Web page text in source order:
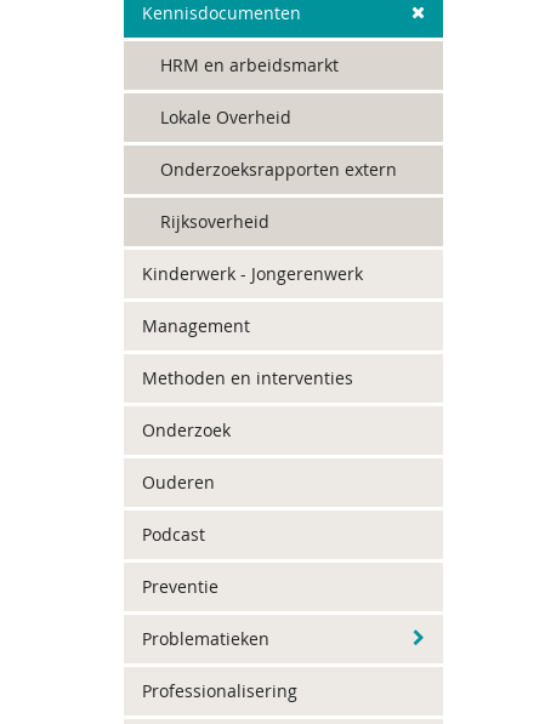
Kennisdocumenten
HRM en arbeidsmarkt
Lokale Overheid
Onderzoeksrapporten extern
Rijksoverheid
Kinderwerk - Jongerenwerk
Management
Methoden en interventies
Onderzoek
Ouderen
Podcast
Preventie
Problematieken
Professionalisering